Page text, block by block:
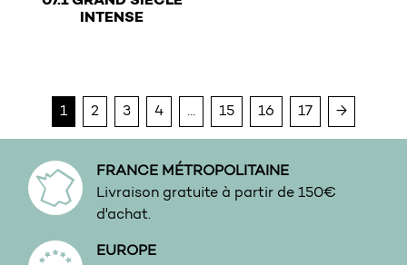
Urbain
Vetiver
INTENSE
€
1 2 3 4 … 15 16 17 →
FRANCE MÉTROPOLITAINE
Livraison gratuite à partir de 150€
d'achat.
EUROPE